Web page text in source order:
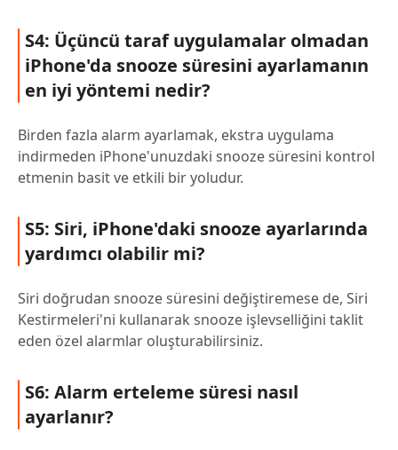
S4: Üçüncü taraf uygulamalar olmadan
iPhone'da snooze süresini ayarlamanın
en iyi yöntemi nedir?
Birden fazla alarm ayarlamak, ekstra uygulama
indirmeden iPhone'unuzdaki snooze süresini kontrol
etmenin basit ve etkili bir yoludur.
S5: Siri, iPhone'daki snooze ayarlarında
yardımcı olabilir mi?
Siri doğrudan snooze süresini değiştiremese de, Siri
Kestirmeleri'ni kullanarak snooze işlevselliğini taklit
eden özel alarmlar oluşturabilirsiniz.
S6: Alarm erteleme süresi nasıl
ayarlanır?